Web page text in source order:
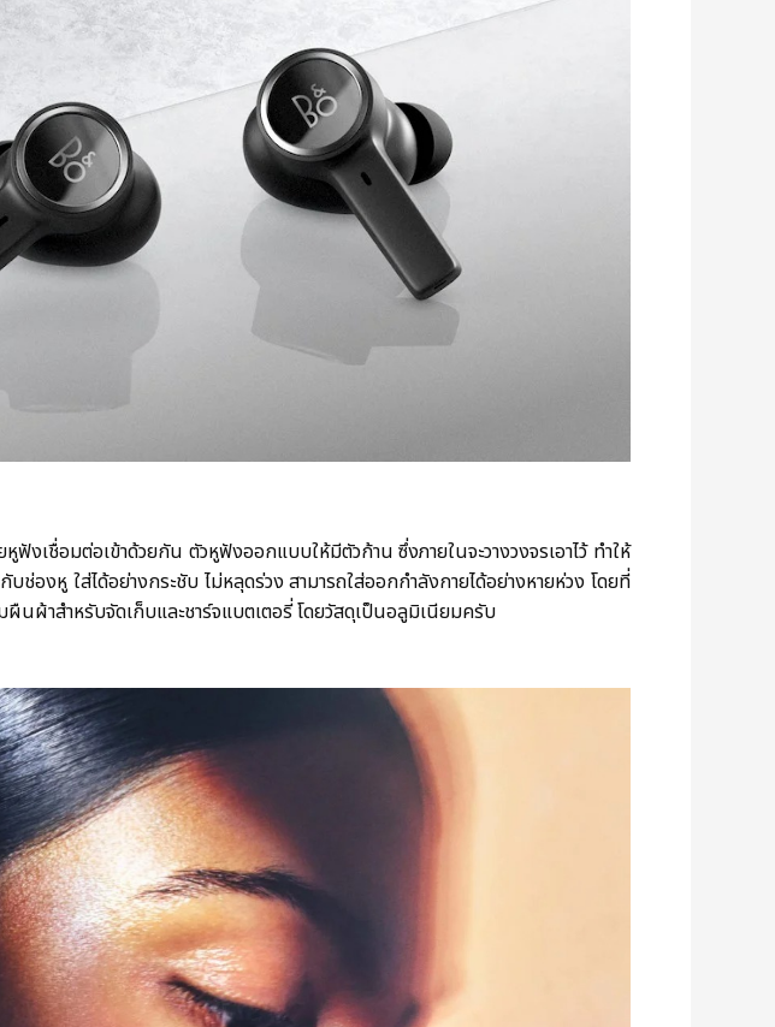
อมต่อเข้าด้วยกัน ตัวหูฟังออกแบบให้มีตัวก้าน ซึ่งภายในจะวางวงจรเอาไว้ ทำให้
องหู ใส่ได้อย่างกระชับ ไม่หลุดร่วง สามารถใส่ออกกำลังกายได้อย่างหายห่วง โดยที่
ผ้าสำหรับจัดเก็บและชาร์จแบตเตอรี่ โดยวัสดุเป็นอลูมิเนียมครับ